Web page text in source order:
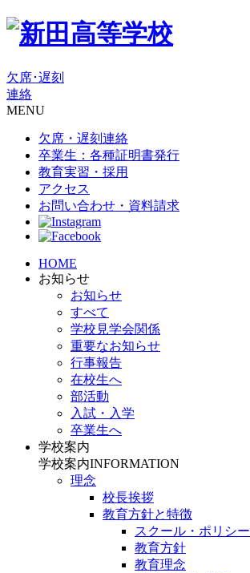
欠席･遅刻
連絡
MENU
欠席・遅刻連絡
卒業生：各種証明書発行
教育実習・採用
アクセス
お問い合わせ・資料請求
HOME
お知らせ
お知らせ
すべて
学校見学会関係
重要なお知らせ
行事報告
在校生へ
部活動
入試・入学
卒業生へ
学校案内
学校案内INFORMATION
理念
校長挨拶
教育方針と特徴
スクール・ポリシー
教育方針
教育理念